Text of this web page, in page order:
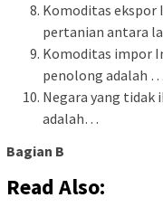
Komoditas ekspor
pertanian antara
Komoditas impor
penolong adalah
Negara yang tidak
adalah…
Bagian B
Read Also: